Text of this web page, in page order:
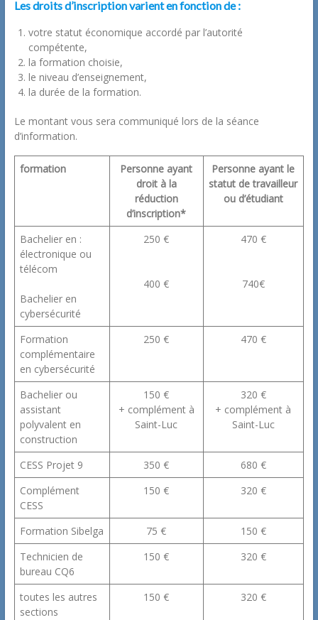
Les droits d’inscription varient en fonction de :
votre statut économique accordé par l’autorité
compétente,
la formation choisie,
le niveau d’enseignement,
la durée de la formation.
Le montant vous sera communiqué lors de la séance
d’information.
formation
Personne ayant
droit à la
réduction
d’inscription*
Personne ayant le
statut de travailleur
ou d’étudiant
Bachelier en :
électronique ou
télécom
Bachelier en
cybersécurité
250 €
400 €
470 €
740€
Formation
complémentaire
en cybersécurité
250 € 470 €
Bachelier ou
assistant
polyvalent en
construction
150 €
+ complément à
Saint-Luc
320 €
+ complément à
Saint-Luc
CESS Projet 9 350 €
680 €
Complément
CESS
150 € 320 €
Formation Sibelga 75 €
150 €
Technicien de
bureau CQ6
150 € 320 €
toutes les autres
sections
150 € 320 €